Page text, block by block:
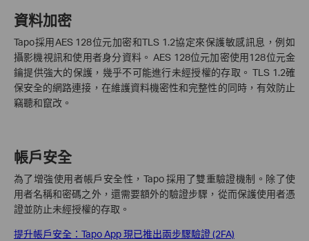
資料加密
Tapo採用AES 128位元加密和TLS 1.2協定來保護敏感訊息，例如
攝影機視訊和使用者身分資料。 AES 128位元加密使用128位元金
鑰提供強大的保護，幾乎不可能進行未經授權的存取。 TLS 1.2確
保安全的網路連接，在維護資料機密性和完整性的同時，有效防止
竊聽和竄改。
帳戶安全
為了增強使用者帳戶安全性，Tapo 採用了雙重驗證機制。除了使
用者名稱和密碼之外，還需要額外的驗證步驟，從而保護使用者憑
證並防止未經授權的存取。
提升帳戶安全：Tapo App 現已推出兩步驟驗證 (2FA)